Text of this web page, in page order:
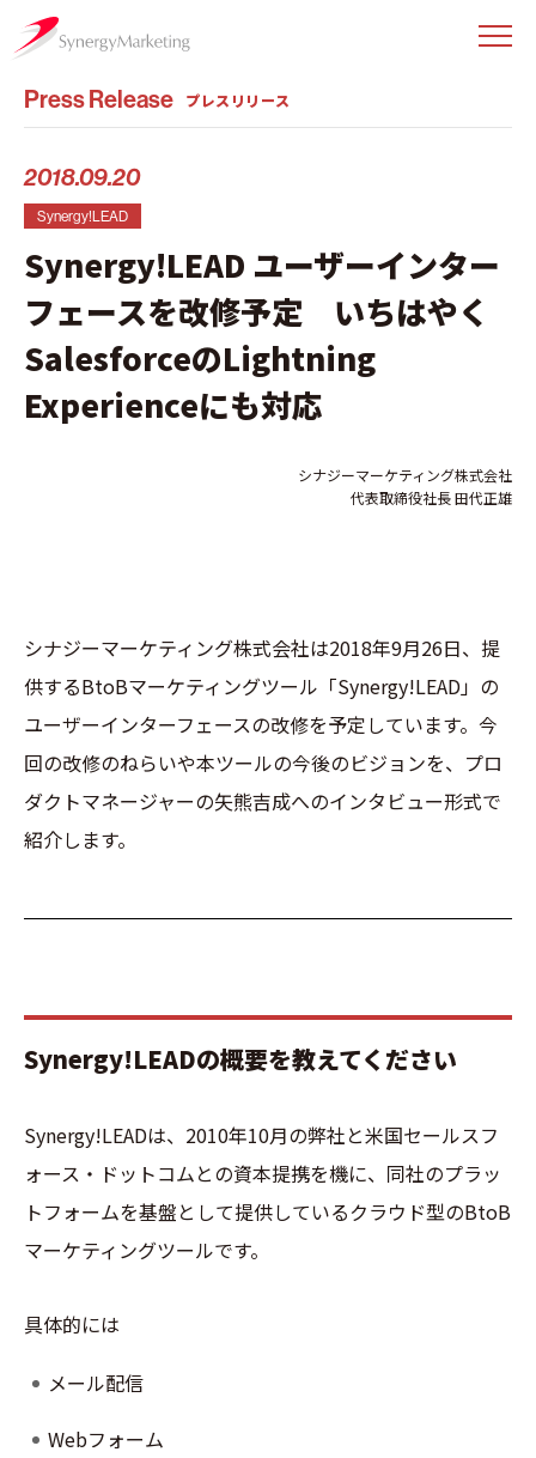
Press Release プレスリリース
Synergy!LEAD ユーザーインター
フェースを改修予定 いちはやく
SalesforceのLightning
Experienceにも対応
2018.09.20
Synergy!LEAD
シナジーマーケティング株式会社
代表取締役社長 田代正雄
シナジーマーケティング株式会社は2018年9月26日、提
供するBtoBマーケティングツール「Synergy!LEAD」の
ユーザーインターフェースの改修を予定しています。今
回の改修のねらいや本ツールの今後のビジョンを、プロ
ダクトマネージャーの矢熊吉成へのインタビュー形式で
紹介します。
Synergy!LEADの概要を教えてください
Synergy!LEADは、2010年10月の弊社と米国セールスフ
ォース・ドットコムとの資本提携を機に、同社のプラッ
トフォームを基盤として提供しているクラウド型のBtoB
マーケティングツールです。
具体的には
メール配信
Webフォーム